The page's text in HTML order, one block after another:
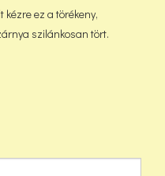
kézre ez a törékeny,
szilánkosan tört.